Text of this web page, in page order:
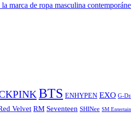
marca de ropa masculina
BTS ENHYPEN EXO G-
Velvet RM Seventeen SHINee SM